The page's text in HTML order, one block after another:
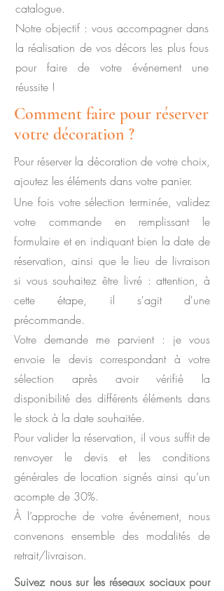
catalogue.
Notre objectif : vous accompagner dans
la réalisation de vos décors les plus fous
pour faire de votre événement une
réussite !
Comment faire pour réserver
votre décoration ?
Pour réserver la décoration de votre choix,
ajoutez les éléments dans votre panier.
Une fois votre sélection terminée, validez
votre commande en remplissant le
formulaire et en indiquant bien la date de
réservation, ainsi que le lieu de livraison
si vous souhaitez être livré : attention, à
cette étape, il s'agit d'une
précommande.
Votre demande me parvient : je vous
envoie le devis correspondant à votre
sélection après avoir vérifié la
disponibilité des différents éléments dans
le stock à la date souhaitée.
Pour valider la réservation, il vous suffit de
renvoyer le devis et les conditions
générales de location signés ainsi qu’un
acompte de 30%.
À l’approche de votre événement, nous
convenons ensemble des modalités de
retrait/livraison.
Suivez nous sur les réseaux sociaux pour